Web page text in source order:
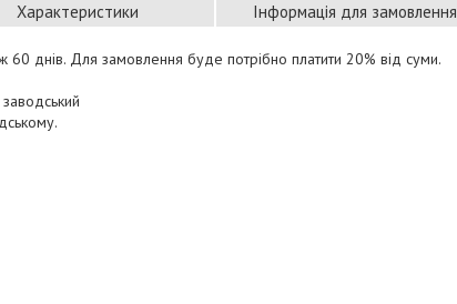
Характеристики Інформація для замовлення
днів. Для замовлення буде потрібно платити 20% від суми.